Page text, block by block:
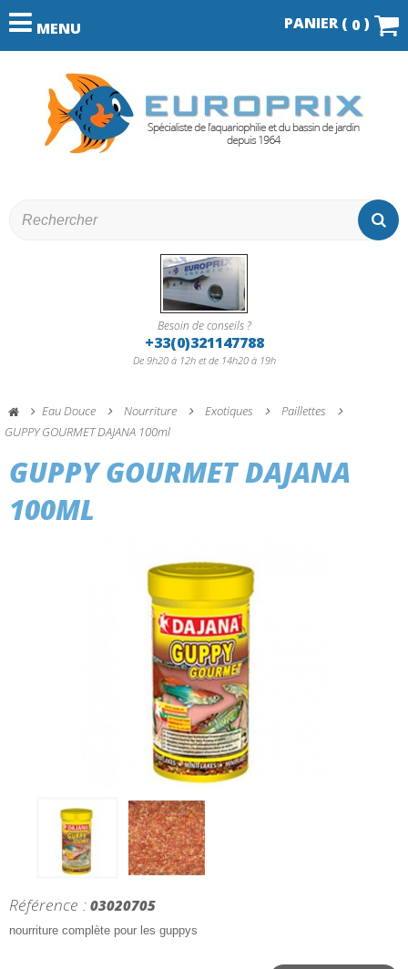
MENU PANIER ( 0 )
Besoin de conseils ?
+33(0)321147788
De 9h20 à 12h et de 14h20 à 19h
Eau Douce Nourriture Exotiques
Paillettes
GUPPY GOURMET DAJANA 100ml
GUPPY GOURMET DAJANA
100ML
Référence : 03020705
nourriture complète pour les guppys